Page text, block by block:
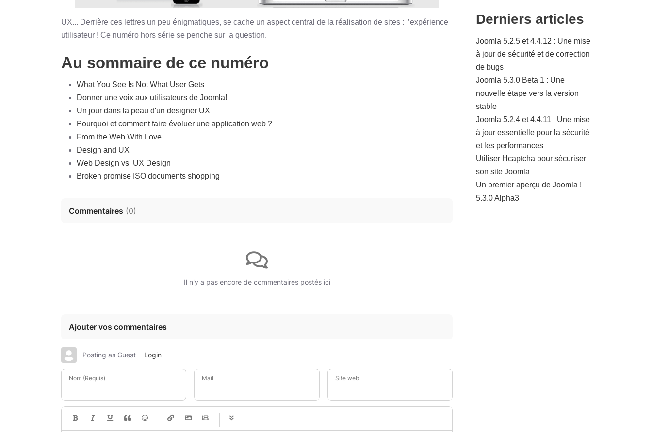
UX... Derrière ces lettres un peu énigmatiques, se cache un aspect central de la réalisation de sites : l’expérience
utilisateur ! Ce numéro hors série se penche sur la question.
Au sommaire de ce numéro
What You See Is Not What User Gets
Donner une voix aux utilisateurs de Joomla!
Un jour dans la peau d'un designer UX
Pourquoi et comment faire évoluer une application web ?
From the Web With Love
Design and UX
Web Design vs. UX Design
Broken promise ISO documents shopping
Commentaires (0)
Il n'y a pas encore de commentaires postés ici
Ajouter vos commentaires
Posting as Guest Login
Nom (Requis) Mail Site web
-
-
Derniers articles
Joomla 5.2.5 et 4.4.12 : Une mise
à jour de sécurité et de correction
de bugs
Joomla 5.3.0 Beta 1 : Une
nouvelle étape vers la version
stable
Joomla 5.2.4 et 4.4.11 : Une mise
à jour essentielle pour la sécurité
et les performances
Utiliser Hcaptcha pour sécuriser
son site Joomla
Un premier aperçu de Joomla !
5.3.0 Alpha3